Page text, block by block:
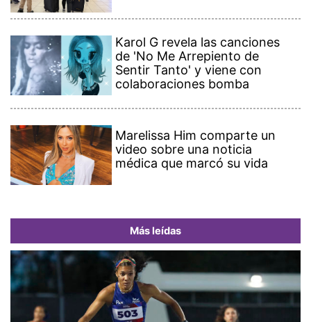
Karol G revela las canciones
de 'No Me Arrepiento de
Sentir Tanto' y viene con
colaboraciones bomba
Marelissa Him comparte un
video sobre una noticia
médica que marcó su vida
Más leídas